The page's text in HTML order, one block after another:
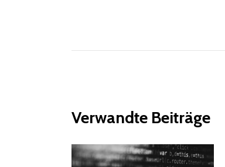
Verwandte Beiträge